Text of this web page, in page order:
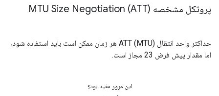
پروتکل مشخصه (ATT) MTU Size Negotiation
حداکثر واحد انتقال (MTU) ATT هر زمان ممکن است باید استفاده شود،
اما مقدار پیش فرض 23 مجاز است.
این مرور مفید بود؟